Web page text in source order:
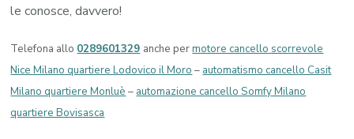
le conosce, davvero!
Telefona allo 0289601329 anche permotore cancello scorrevole
Nice Milano quartiere Lodovico il Moro – automatismo cancello Casit
Milano quartiere Monluè – automazione cancello Somfy Milano
quartiere Bovisasca